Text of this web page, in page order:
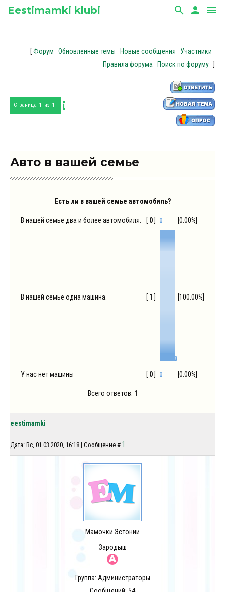
Eestimamki klubi search person menu
[Форум · Обновленные темы · Новые сообщения · Участники ·
Правила форума · Поиск по форуму · ]
Страница 1 из 1 1
Авто в вашей семье
Есть ли в вашей семье автомобиль?
В нашей семье два и более автомобиля. [ 0] [0.00%]
В нашей семье одна машина. [ 1 ] [100.00%]
У нас нет машины [ 0] [0.00%]
Всего ответов: 1
eestimamki
Дата: Вс, 01.03.2020, 16:18 | Сообщение # 1
Мамочки Эстонии
Зародыш
Группа: Администраторы